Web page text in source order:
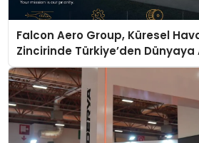
Falcon Aero Group, Küresel
Zincirinde Türkiye’den Dünyaya